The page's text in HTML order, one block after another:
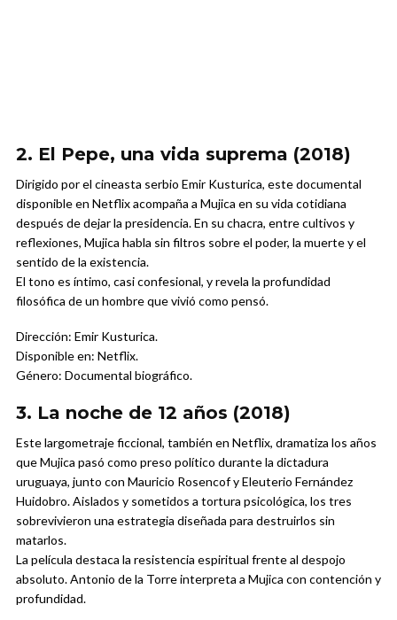
2. El Pepe, una vida suprema (2018)
Dirigido por el cineasta serbio Emir Kusturica, este documental
disponible en Netflix acompaña a Mujica en su vida cotidiana
después de dejar la presidencia. En su chacra, entre cultivos y
reflexiones, Mujica habla sin filtros sobre el poder, la muerte y el
sentido de la existencia.
El tono es íntimo, casi confesional, y revela la profundidad
filosófica de un hombre que vivió como pensó.
Dirección: Emir Kusturica.
Disponible en: Netflix.
Género: Documental biográfico.
3. La noche de 12 años (2018)
Este largometraje ficcional, también en Netflix, dramatiza los años
que Mujica pasó como preso político durante la dictadura
uruguaya, junto con Mauricio Rosencof y Eleuterio Fernández
Huidobro. Aislados y sometidos a tortura psicológica, los tres
sobrevivieron una estrategia diseñada para destruirlos sin
matarlos.
La película destaca la resistencia espiritual frente al despojo
absoluto. Antonio de la Torre interpreta a Mujica con contención y
profundidad.